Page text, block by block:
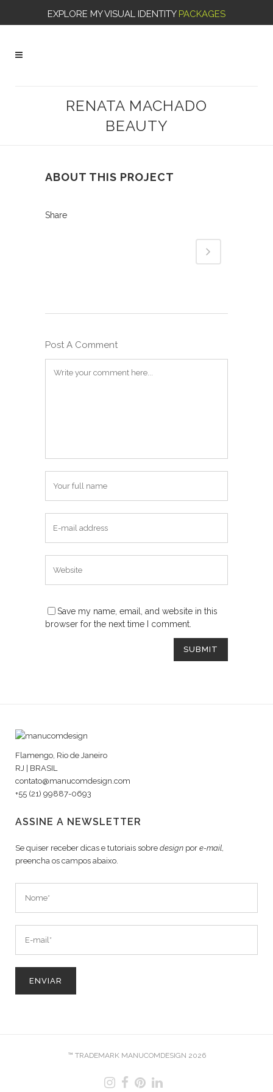
EXPLORE MY VISUAL IDENTITY PACKAGES
RENATA MACHADO
BEAUTY
ABOUT THIS PROJECT
Share
Post A Comment
Save my name, email, and website in this
browser for the next time I comment.
Flamengo, Rio de Janeiro
RJ | BRASIL
contato@manucomdesign.com
+55 (21) 99887-0693
ASSINE A NEWSLETTER
Se quiser receber dicas e tutoriais sobre design por e-mail,
preencha os campos abaixo.
™ TRADEMARK MANUCOMDESIGN 2026